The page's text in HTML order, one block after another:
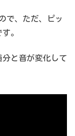
で、ただ、ピッ
。
分と音が変化して